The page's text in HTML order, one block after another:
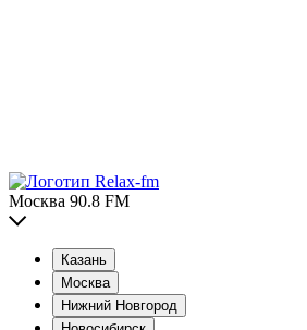
Москва 90.8 FM
Казань
Москва
Нижний Новгород